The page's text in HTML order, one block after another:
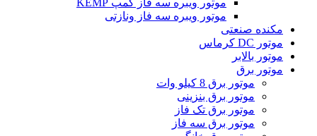
موتور ویبره سه فاز کمپ KEMP
موتور ویبره سه فاز ونازتی
مکنده صنعتی
موتور DC کرماس
موتور بالابر
موتور برق
موتور برق 8 کیلو وات
موتور برق بنزینی
موتور برق تک فاز
موتور برق سه فاز